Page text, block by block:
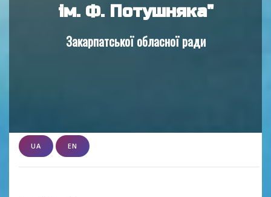
ім. Ф. Потушняка"
Закарпатської обласної ради
UA EN